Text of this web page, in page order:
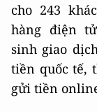
cho 243
hàng điện
sinh giao
tiền quốc tế,
gửi tiền